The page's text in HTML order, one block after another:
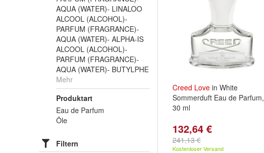
AQUA (WATER)- LINALOO
ALCOOL (ALCOHOL)-
PARFUM (FRAGRANCE)-
AQUA (WATER)- ALPHA-IS
ALCOOL (ALCOHOL)-
PARFUM (FRAGRANCE)-
AQUA (WATER)- BUTYLPHE
Mehr
Produktart
Eau de Parfum
Öle
Filtern
Creed Love in White
Sommerduft Eau de Parfum,
30 ml
132,64 €
241,13 €
Kostenloser Versand